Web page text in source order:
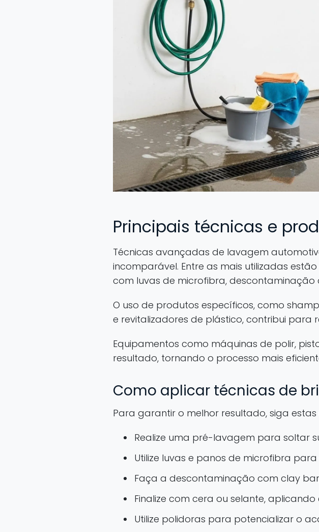
Principais técnicas e
Técnicas avançadas de lavagem
incomparável. Entre as mais utilizadas
com luvas de microfibra,
O uso de produtos específicos, como
e revitalizadores de plástico, contribui para
Equipamentos como máquinas de polir,
resultado, tornando o processo mais
Como aplicar técnicas de
Para garantir o melhor resultado, siga estas
Realize uma pré-lavagem para soltar
Utilize luvas e panos de microfibra para
Faça a descontaminação com clay
Finalize com cera ou selante,
Utilize polidoras para potencializar o